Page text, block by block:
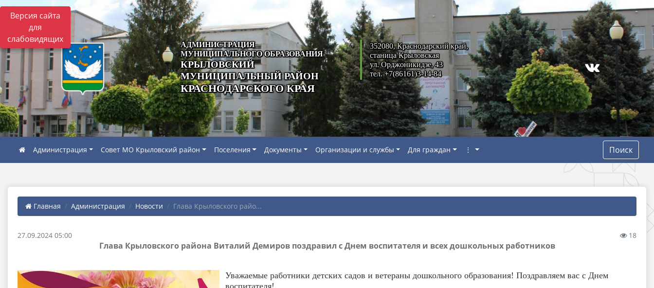
Версия сайта
для
слабовидящих
АДМИНИСТРАЦИЯ
МУНИЦИПАЛЬНОГО ОБРАЗОВАНИЯ
КРЫЛОВСКИЙ
МУНИЦИПАЛЬНЫЙ РАЙОН
КРАСНОДАРСКОГО КРАЯ
352080, Краснодарский край,
станица Крыловская
ул. Орджоникидзе, 43
тел. +7(86161)3-14-84
Администрация Совет МО Крыловский район Поселения Документы Организации и службы Для граждан ⋮ Поиск
Главная Администрация Новости Глава Крыловского райо...
27.09.2024 05:00 18
Глава Крыловского района Виталий Демиров поздравил с Днем воспитателя и всех дошкольных работников
Уважаемые работники детских садов и ветераны дошкольного образования! Поздравляем вас с Днем
воспитателя!